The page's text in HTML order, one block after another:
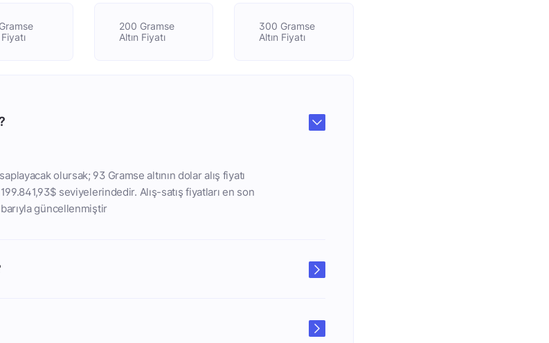
200 Gramse
Altın Fiyatı
300 Gramse
Altın Fiyatı
olursak; 93 Gramse altının dolar alış fiyatı
seviyelerindedir. Alış-satış fiyatları en son
güncellenmiştir